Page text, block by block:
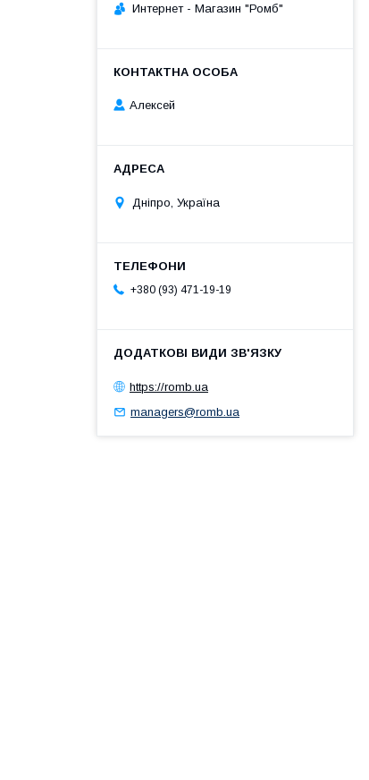
Интернет - Магазин "Ромб"
Алексей
Дніпро, Україна
+380 (93) 471-19-19
https://romb.ua
managers@romb.ua